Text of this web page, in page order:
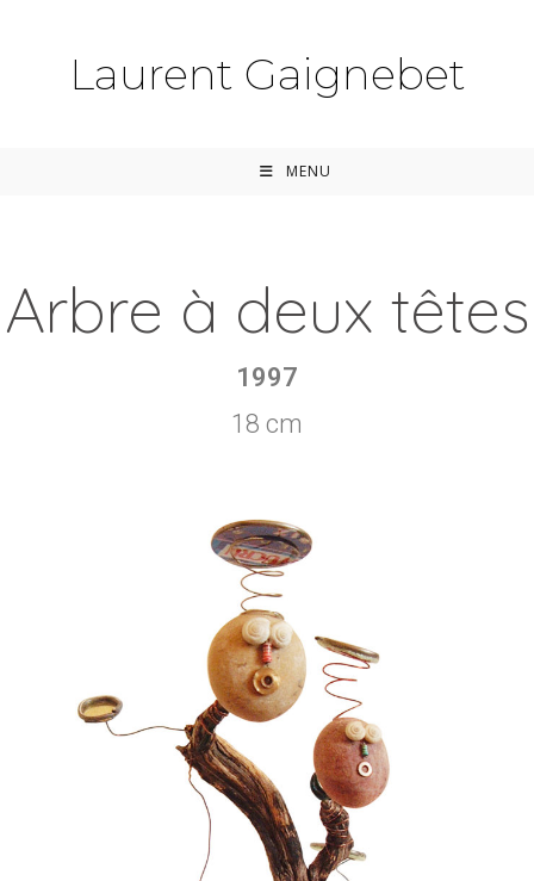
Laurent Gaignebet
MENU
Arbre à deux têtes
1997
18 cm